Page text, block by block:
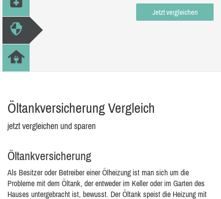
Jetzt vergleichen
Öltankversicherung Vergleich
jetzt vergleichen und sparen
Öltankversicherung
Als Besitzer oder Betreiber einer Ölheizung ist man sich um die
Probleme mit dem Öltank, der entweder im Keller oder im Garten des
Hauses untergebracht ist, bewusst. Der Öltank speist die Heizung mit